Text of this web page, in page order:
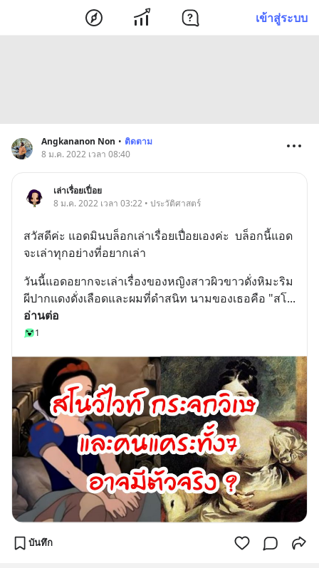
เข้าสู่ระบบ
Angkananon Non • ติดตาม
8 ม.ค. 2022 เวลา 08:40
เล่าเรื่อยเปื่อย
8 ม.ค. 2022 เวลา 03:22 • ประวัติศาสตร์
สวัสดีค่ะ แอดมินบล็อกเล่าเรื่อยเปื่อยเองค่ะ  บล็อกนี้แอด
จะเล่าทุกอย่างที่อยากเล่า
วันนี้แอดอยากจะเล่าเรื่องของหญิงสาวผิวขาวดั่งหิมะริม
ผีปากแดงดั่งเลือดและผมที่ดำสนิท นามของเธอคือ "สโ
อ่านต่อ
1
บันทึก